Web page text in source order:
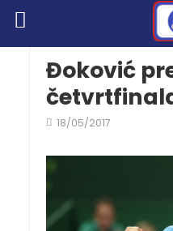
Đoković
18/05/2017